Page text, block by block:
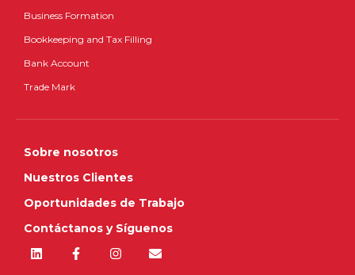
Business Formation
Bookkeeping and Tax Filling
Bank Account
Trade Mark
Sobre nosotros
Nuestros Clientes
Oportunidades de Trabajo
Contáctanos y Síguenos